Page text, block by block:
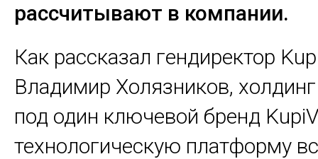
рассчитывают в компании.
Как рассказал гендиректор
Владимир Холязников,
под один ключевой бренд
технологическую платформу